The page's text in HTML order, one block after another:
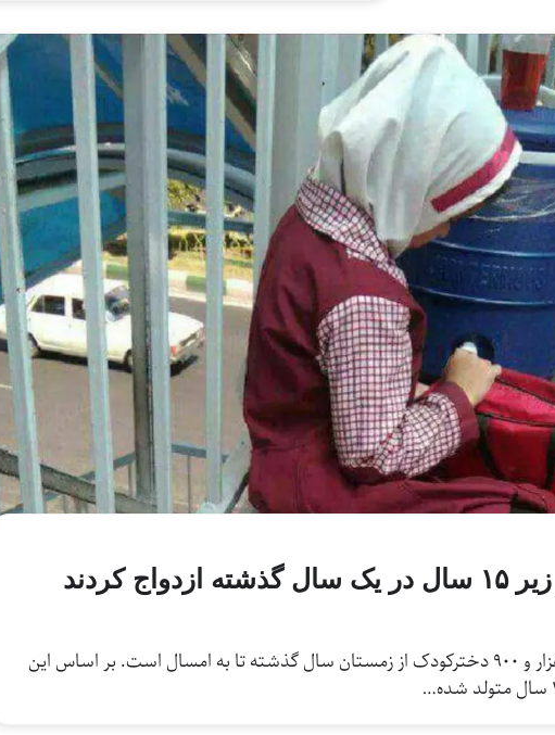
گزارش مرکز آمار ایران حاکی از ازدواج ۲۵ هزار و ۹۰۰ دخترکودک از زمستان سال گذشته تا به امسال است. بر اساس این